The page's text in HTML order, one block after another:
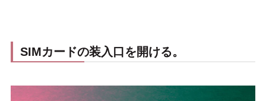
SIMカードの装入口を開ける。